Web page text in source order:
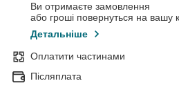
Ви отримаєте замовлення
або гроші повернуться на вашу
Детальніше
Оплатити частинами
Післяплата